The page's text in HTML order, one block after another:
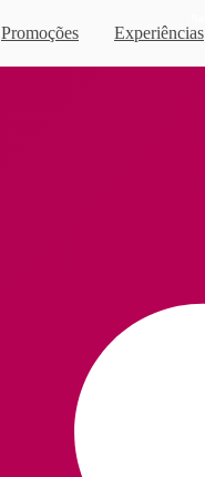
Promoções Experiências